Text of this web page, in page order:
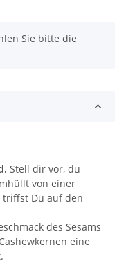
Sie bitte die
Stell dir vor, du
von einer
triffst Du auf den
des Sesams
eine